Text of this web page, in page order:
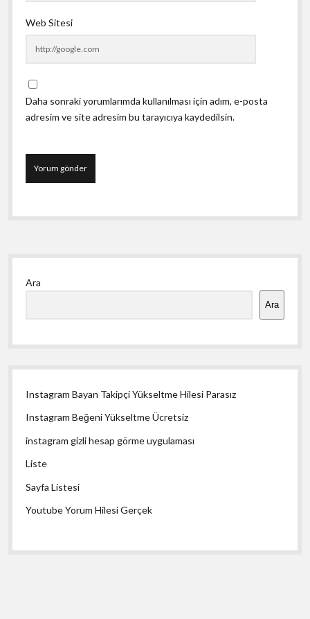
Web Sitesi
Daha sonraki yorumlarımda kullanılması için adım, e-posta
adresim ve site adresim bu tarayıcıya kaydedilsin.
Yan
Menü
Ara
Ara
Instagram Bayan Takipçi Yükseltme Hilesi Parasız
Instagram Beğeni Yükseltme Ücretsiz
instagram gizli hesap görme uygulaması
Liste
Sayfa Listesi
Youtube Yorum Hilesi Gerçek